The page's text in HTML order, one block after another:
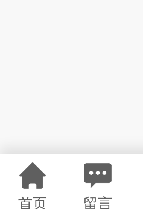
首页 留言